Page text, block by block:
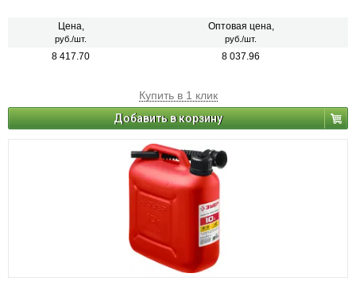
Цена,
руб./шт.
Оптовая цена,
руб./шт.
8 417.70 8 037.96
Купить в 1 клик
Добавить в корзину